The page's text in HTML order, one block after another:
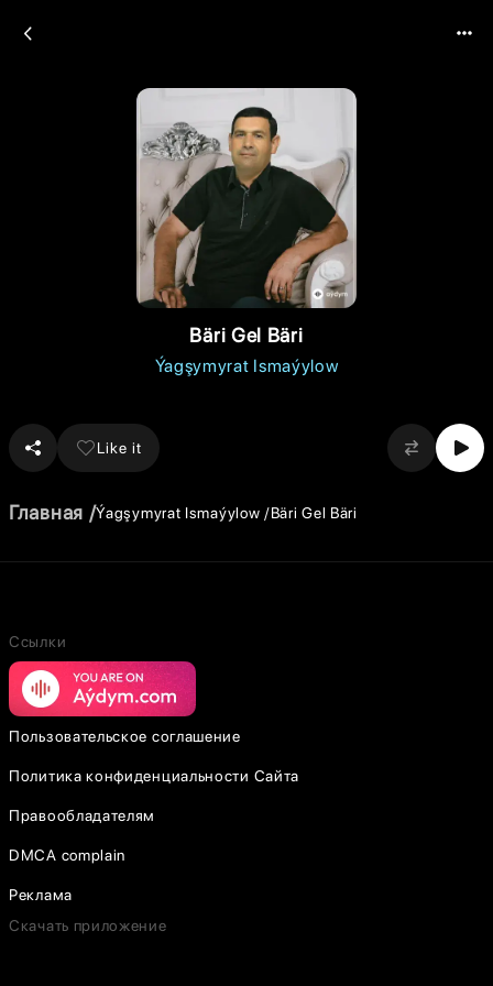
Bäri Gel Bäri
Ýagşymyrat Ismaýylow
Like it
Главная Ýagşymyrat Ismaýylow Bäri Gel Bäri
Ссылки
Пользовательское соглашение
Политика конфиденциальности Сайта
Правообладателям
DMCA complain
Реклама
Скачать приложение